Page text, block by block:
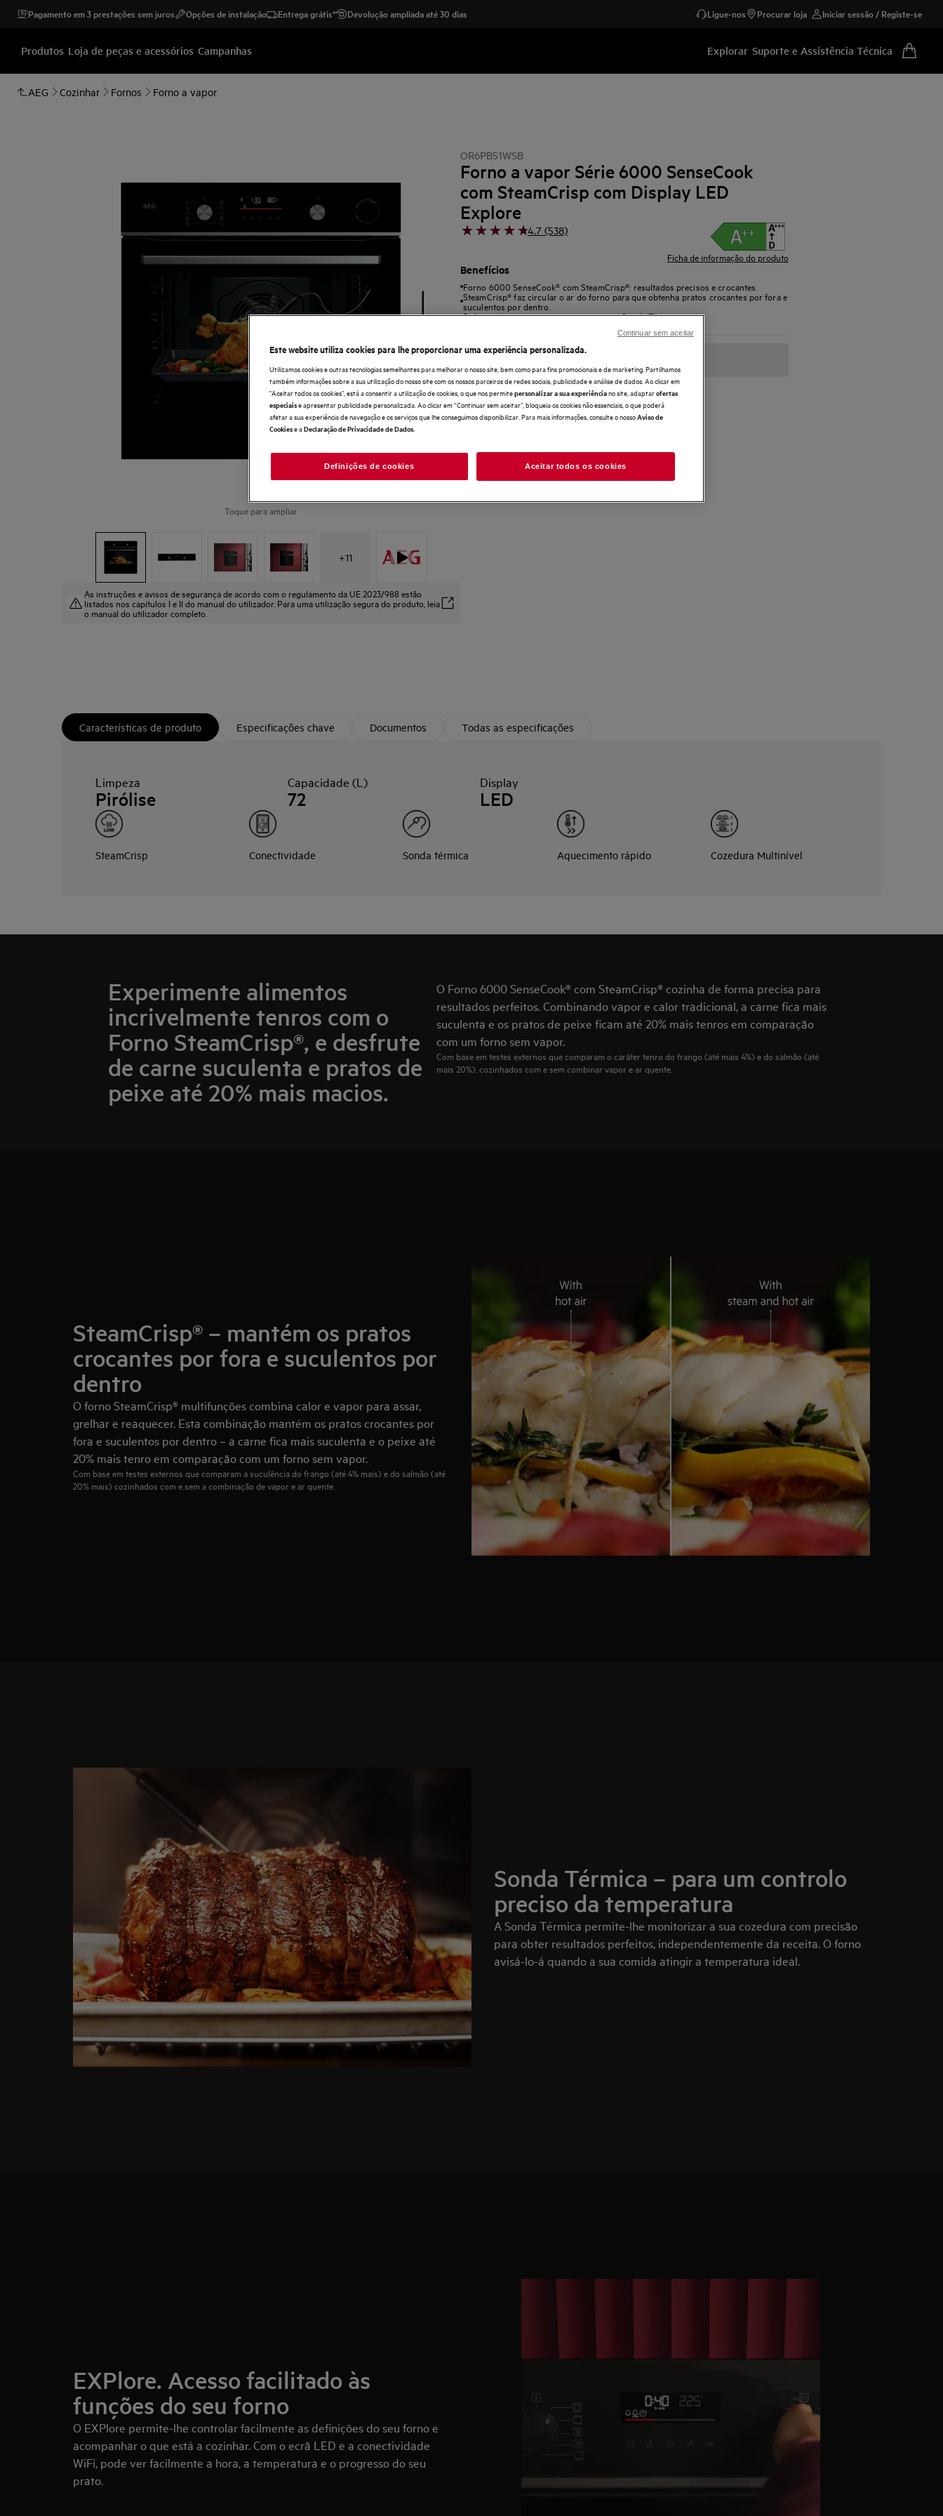
Pagamento em 3 prestações sem juros Opções de instalação Entrega grátis* Devolução ampliada até 30 dias Ligue-nos Procurar loja Iniciar sessão / Registe-se
Produtos Loja de peças e acessórios Campanhas Explorar Suporte e Assistência Técnica
AEG Cozinhar Fornos Forno a vapor
Toque para ampliar
+11
As instruções e avisos de segurança de acordo com o regulamento da UE 2023/988 estão
listados nos capítulos I e II do manual do utilizador. Para uma utilização segura do produto, leia
o manual do utilizador completo.
OR6PB51WSB
Forno a vapor Série 6000 SenseCook
com SteamCrisp com Display LED
Explore
4.7 (538)
Ficha de informação do produto
Benefícios
Forno 6000 SenseCook® com SteamCrisp®: resultados precisos e crocantes.
SteamCrisp® faz circular o ar do forno para que obtenha pratos crocantes por fora e
suculentos por dentro.
Saiba sempre a temperatura exata, com a Sonda Térmica.
Características de produto Especificações chave Documentos Todas as especificações
Limpeza
Pirólise
Capacidade (L)
72
Display
LED
SteamCrisp Conectividade Sonda térmica Aquecimento rápido Cozedura Multinível
Experimente alimentos
incrivelmente tenros com o
Forno SteamCrisp®, e desfrute
de carne suculenta e pratos de
peixe até 20% mais macios.
O Forno 6000 SenseCook® com SteamCrisp® cozinha de forma precisa para
resultados perfeitos. Combinando vapor e calor tradicional, a carne fica mais
suculenta e os pratos de peixe ficam até 20% mais tenros em comparação
com um forno sem vapor.
Com base em testes externos que comparam o caráter tenro do frango (até mais 4%) e do salmão (até
mais 20%), cozinhados com e sem combinar vapor e ar quente.
SteamCrisp® – mantém os pratos
crocantes por fora e suculentos por
dentro
O forno SteamCrisp® multifunções combina calor e vapor para assar,
grelhar e reaquecer. Esta combinação mantém os pratos crocantes por
fora e suculentos por dentro – a carne fica mais suculenta e o peixe até
20% mais tenro em comparação com um forno sem vapor.
Com base em testes externos que comparam a suculência do frango (até 4% mais) e do salmão (até
20% mais) cozinhados com e sem a combinação de vapor e ar quente.
Sonda Térmica – para um controlo
preciso da temperatura
A Sonda Térmica permite-lhe monitorizar a sua cozedura com precisão
para obter resultados perfeitos, independentemente da receita. O forno
avisá-lo-á quando a sua comida atingir a temperatura ideal.
EXPlore. Acesso facilitado às
funções do seu forno
O EXPlore permite-lhe controlar facilmente as definições do seu forno e
acompanhar o que está a cozinhar. Com o ecrã LED e a conectividade
WiFi, pode ver facilmente a hora, a temperatura e o progresso do seu
prato.
Este website utiliza cookies para lhe proporcionar uma experiência personalizada.
Utilizamos cookies e outras tecnologias semelhantes para melhorar o nosso site, bem como para fins promocionais e de marketing. Partilhamos
também informações sobre a sua utilização do nosso site com os nossos parceiros de redes sociais, publicidade e análise de dados. Ao clicar em
"Aceitar todos os cookies”, está a consentir a utilização de cookies, o que nos permitepersonalizar a sua experiênciano site, adaptarofertas
especiaise apresentar publicidade personalizada. Ao clicar em “Continuar sem aceitar”, bloqueia os cookies não essenciais, o que poderá
afetar a sua experiência de navegação e os serviços que lhe conseguimos disponibilizar. Para mais informações, consulte o nossoAviso de
Cookiese aDeclaração de Privacidade de Dados
Definições de cookies Aceitar todos os cookies
Continuar sem aceitar